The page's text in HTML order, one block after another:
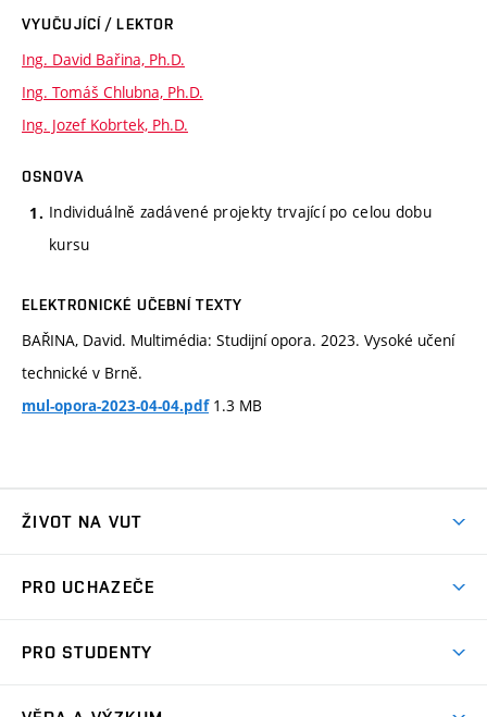
VYUČUJÍCÍ / LEKTOR
Ing. David Bařina, Ph.D.
Ing. Tomáš Chlubna, Ph.D.
Ing. Jozef Kobrtek, Ph.D.
OSNOVA
Individuálně zadávené projekty trvající po celou dobu
kursu
ELEKTRONICKÉ UČEBNÍ TEXTY
BAŘINA, David. Multimédia: Studijní opora. 2023. Vysoké učení
technické v Brně.
mul-opora-2023-04-04.pdf1.3 MB
ŽIVOT NA VUT
Koleje
PRO UCHAZEČE
Dny otevřených dveří
PRO STUDENTY